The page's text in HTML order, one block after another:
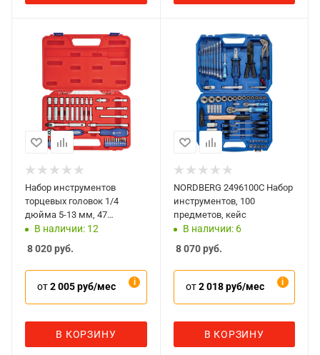
Набор инструментов
торцевых головок 1/4
дюйма 5-13 мм, 47
предметов, кейс Мастак 0-
В наличии: 12
8 020руб.
от2 005 руб/мес
В КОРЗИНУ
NORDBERG 2496100C Набор
инструментов, 100
предметов, кейс
В наличии: 6
8 070руб.
от2 018 руб/мес
В КОРЗИНУ